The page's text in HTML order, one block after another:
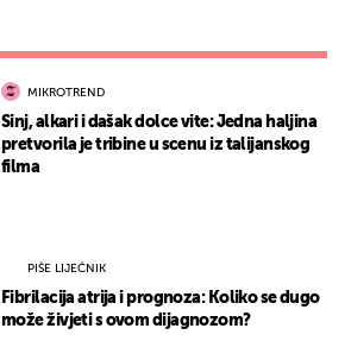
MIKROTREND
Sinj, alkari i dašak dolce vite: Jedna haljina
pretvorila je tribine u scenu iz talijanskog
filma
PIŠE LIJEČNIK
Fibrilacija atrija i prognoza: Koliko se dugo
može živjeti s ovom dijagnozom?